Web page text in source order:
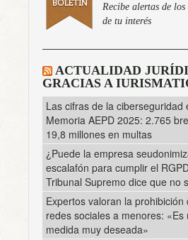
Recibe alertas de los
de tu interés
ACTUALIDAD
GRACIAS A
Las cifras de la ciberseguridad
Memoria AEPD 2025: 2.765
19,8 millones en multas
¿Puede la empresa
escalafón para cumplir el
Tribunal Supremo dice que no
Expertos valoran la prohibición
redes sociales a menores: «Es
medida muy deseada»